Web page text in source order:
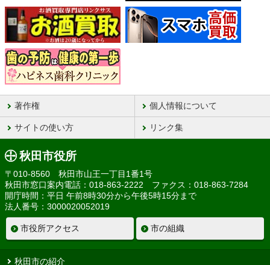
著作権 個人情報について
サイトの使い方 リンク集
秋田市役所
〒010-8560 秋田市山王一丁目1番1号
秋田市窓口案内電話：018-863-2222 ファクス：018-863-7284
開庁時間：平日 午前8時30分から午後5時15分まで
法人番号：3000020052019
市役所アクセス 市の組織
秋田市の紹介